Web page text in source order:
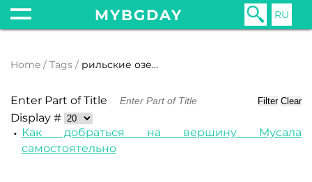
MYBGDAY RU
Home Tags рильские озера
Enter Part of Title Filter Clear
Display #
Как добраться на вершину Мусала
самостоятельно